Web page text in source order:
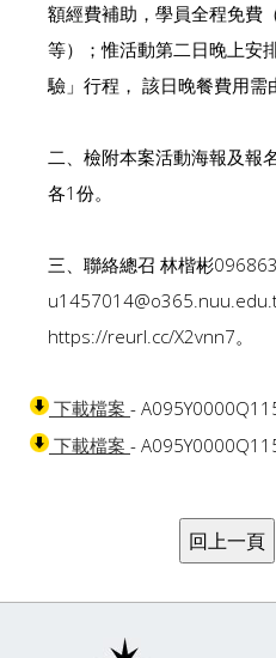
額經費補助，學員全程免費
等）；惟活動第二日晚上安
驗」行程， 該日晚餐費用需
二、檢附本案活動海報及報
各1份。
三、聯絡總召 林楷彬
https://reurl.cc/X2vnn7。
下載檔案 -
下載檔案 -